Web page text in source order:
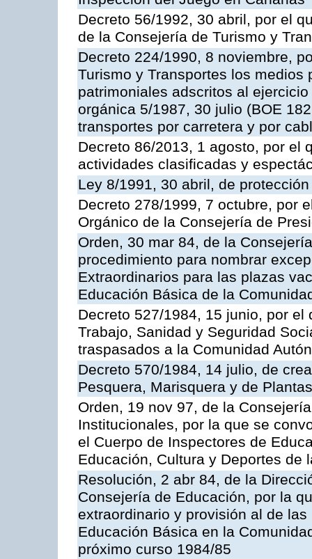
Decreto 56/1992, 30 abril, por el
de la Consejería de Turismo y
Decreto 224/1990, 8 noviembre,
Turismo y Transportes los
patrimoniales adscritos al
orgánica 5/1987, 30 julio (BOE
transportes por carretera y por
Decreto 86/2013, 1 agosto, por el
actividades clasificadas y
Ley 8/1991, 30 abril, de
Decreto 278/1999, 7 octubre, por
Orgánico de la Consejería de
Orden, 30 mar 84, de la
procedimiento para nombrar
Extraordinarios para las plazas
Educación Básica de la
Decreto 527/1984, 15 junio, por
Trabajo, Sanidad y Seguridad
traspasados a la Comunidad
Decreto 570/1984, 14 julio, de
Pesquera, Marisquera y de
Orden, 19 nov 97, de la
Institucionales, por la que se
el Cuerpo de Inspectores de
Educación, Cultura y Deportes de
Resolución, 2 abr 84, de la
Consejería de Educación, por la
extraordinario y provisión al de
Educación Básica en la
próximo curso 1984/85